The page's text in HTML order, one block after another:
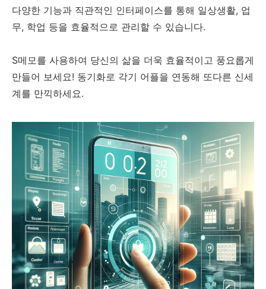
다양한 기능과 직관적인 인터페이스를 통해 일상생활, 업
무, 학업 등을 효율적으로 관리할 수 있습니다.
S메모를 사용하여 당신의 삶을 더욱 효율적이고 풍요롭게
만들어 보세요! 동기화로 각기 어플을 연동해 또다른 신세
계를 만끽하세요.